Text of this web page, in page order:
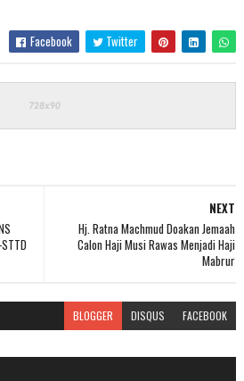
Facebook Twitter
NEXT
Hj. Ratna Machmud Doakan Jemaah
Calon Haji Musi Rawas Menjadi Haji
Mabrur
BLOGGER DISQUS FACEBOOK